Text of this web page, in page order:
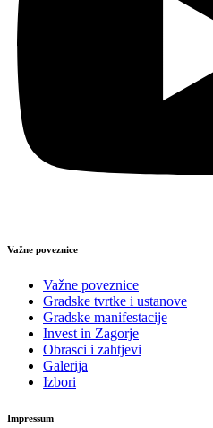
Važne poveznice
Važne poveznice
Gradske tvrtke i ustanove
Gradske manifestacije
Invest in Zagorje
Obrasci i zahtjevi
Galerija
Izbori
Impressum